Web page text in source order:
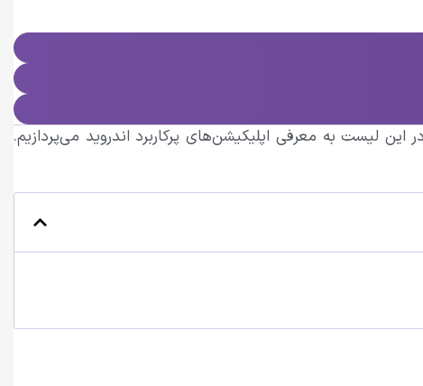
لیست به معرفی اپلیکیشن‌های پرکاربرد اندروید می‌پردازیم.